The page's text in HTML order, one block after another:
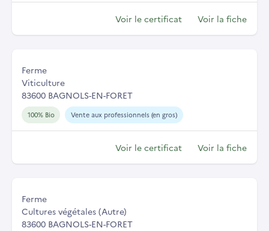
Voir le certificat Voir la fiche
Ferme
Viticulture
83600 BAGNOLS-EN-FORET
100% Bio Vente aux professionnels (en gros)
Voir le certificat Voir la fiche
Ferme
Cultures végétales (Autre)
83600 BAGNOLS-EN-FORET